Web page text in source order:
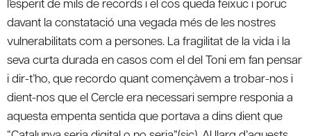
davant la constatació una vegada més de les nostres
vulnerabilitats com a persones. La fragilitat de la vida i la
seva curta durada en casos com el del Toni em fan pensar
i dir-t’ho, que recordo quant començàvem a trobar-nos i
dient-nos que el Cercle era necessari sempre responia a
aquesta empenta sentida que portava a dins dient que